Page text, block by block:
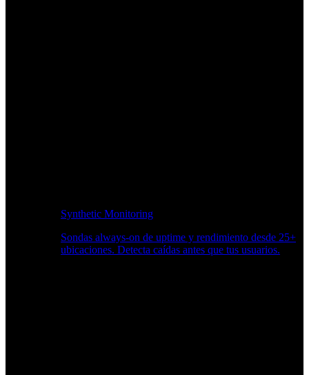
Synthetic Monitoring
Sondas always-on de uptime y rendimiento desde 25+
ubicaciones. Detecta caídas antes que tus usuarios.